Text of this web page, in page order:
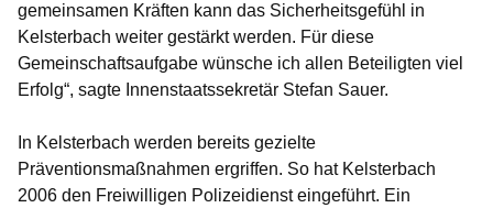
gemeinsamen Kräften kann das Sicherheitsgefühl in
Kelsterbach weiter gestärkt werden. Für diese
Gemeinschaftsaufgabe wünsche ich allen Beteiligten viel
Erfolg“, sagte Innenstaatssekretär Stefan Sauer.
In Kelsterbach werden bereits gezielte
Präventionsmaßnahmen ergriffen. So hat Kelsterbach
2006 den Freiwilligen Polizeidienst eingeführt. Ein